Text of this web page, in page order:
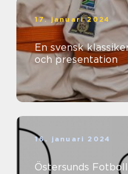
17. januari 2024
En svensk
och presentation
16. januari 2024
Östersunds